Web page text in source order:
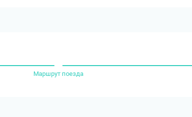
Маршрут поезда